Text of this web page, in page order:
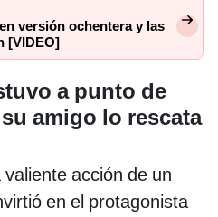
versión ochentera y las
[VIDEO]
a punto de
amigo lo rescata
acción de un
en el protagonista